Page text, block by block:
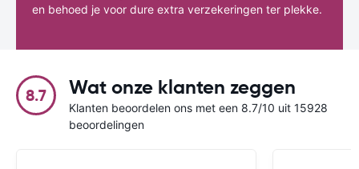
en behoed je voor dure extra verzekeringen ter plekke.
8.7 Wat onze klanten zeggen
Klanten beoordelen ons met een 8.7/10 uit 15928
beoordelingen